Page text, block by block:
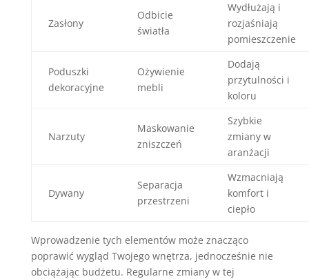
Zasłony
Odbicie
światła
Wydłużają i
rozjaśniają
pomieszczenie
Poduszki
dekoracyjne
Ożywienie
mebli
Dodają
przytulności i
koloru
Narzuty
Maskowanie
zniszczeń
Szybkie
zmiany w
aranżacji
Dywany
Separacja
przestrzeni
Wzmacniają
komfort i
ciepło
Wprowadzenie tych elementów może znacząco
poprawić wygląd Twojego wnętrza, jednocześnie nie
obciążając budżetu. Regularne zmiany w tej